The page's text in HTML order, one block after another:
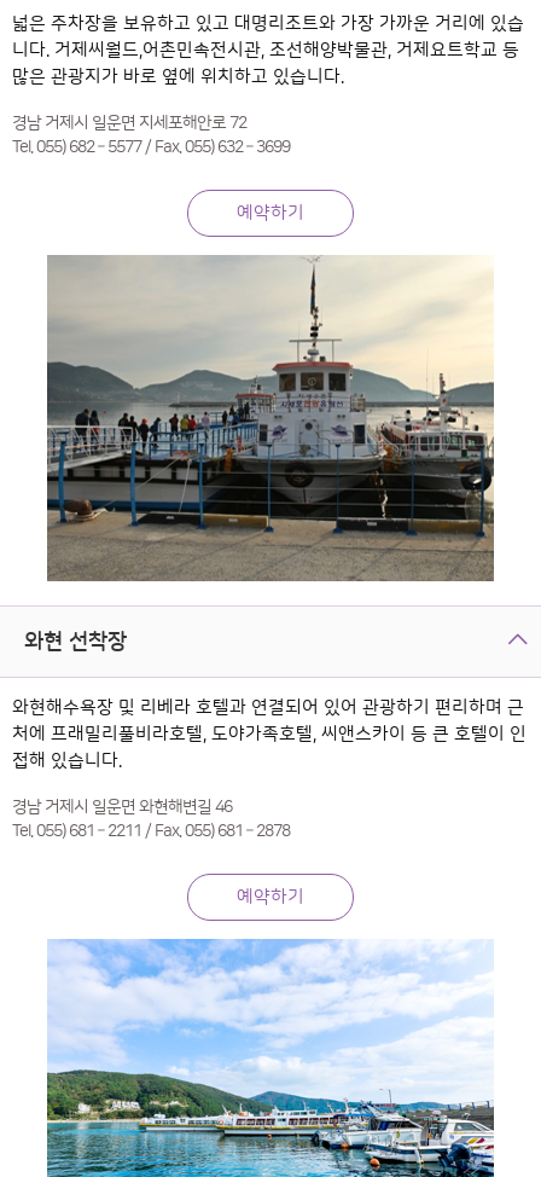
넓은 주차장을 보유하고 있고 대명리조트와 가장 가까운 거리에 있습
니다. 거제씨월드,어촌민속전시관, 조선해양박물관, 거제요트학교 등
많은 관광지가 바로 옆에 위치하고 있습니다.
경남 거제시 일운면 지세포해안로 72
Tel. 055) 682 – 5577 / Fax. 055) 632 – 3699
예약하기
와현 선착장
와현해수욕장 및 리베라 호텔과 연결되어 있어 관광하기 편리하며 근
처에 프래밀리풀비라호텔, 도야가족호텔, 씨앤스카이 등 큰 호텔이 인
접해 있습니다.
경남 거제시 일운면 와현해변길 46
Tel. 055) 681 – 2211 / Fax. 055) 681 – 2878
예약하기